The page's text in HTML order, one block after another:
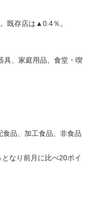
既存店は▲0.4％。
具、家庭用品、食堂・喫
品、加工食品、非食品
なり前月に比べ20ポイ